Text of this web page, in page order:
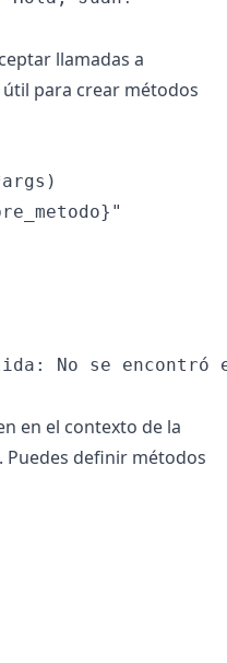
llamadas a
para crear métodos
en el contexto de la
Puedes definir métodos